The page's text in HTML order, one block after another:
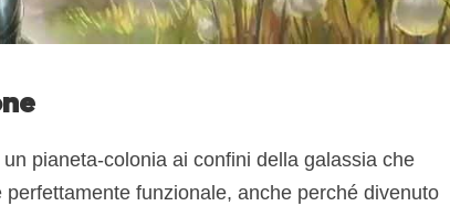
un pianeta-colonia ai confini della galassia che
funzionale, anche perché divenuto